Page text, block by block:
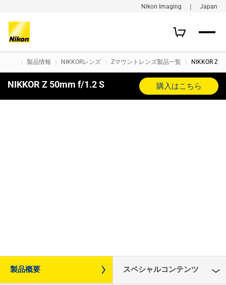
Nikon Imaging ｜ Japan
製品情報 NIKKORレンズ Zマウントレンズ製品一覧 NIKKOR Z
NIKKOR Z 50mm f/1.2 S 購入はこちら
製品概要 スペシャルコンテンツ